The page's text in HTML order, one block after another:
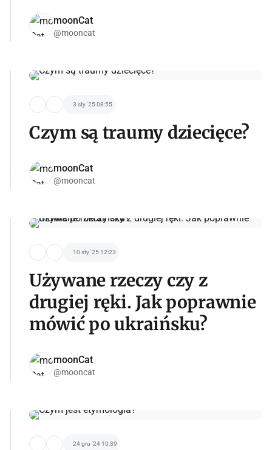
moonCat
@mooncat
3 sty '25 08:55
Czym są traumy dziecięce?
moonCat
@mooncat
10 sty '25 12:23
Używane rzeczy czy z
drugiej ręki. Jak poprawnie
mówić po ukraińsku?
moonCat
@mooncat
24 gru '24 10:39